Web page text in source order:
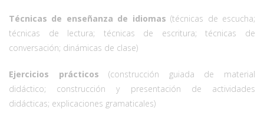
Técnicas de enseñanza de idiomas (técnicas de escucha;
técnicas de lectura; técnicas de escritura; técnicas de
conversación; dinámicas de clase)
Ejercicios prácticos(construcción guiada de material
didáctico; construcción y presentación de actividades
didácticas; explicaciones gramaticales)